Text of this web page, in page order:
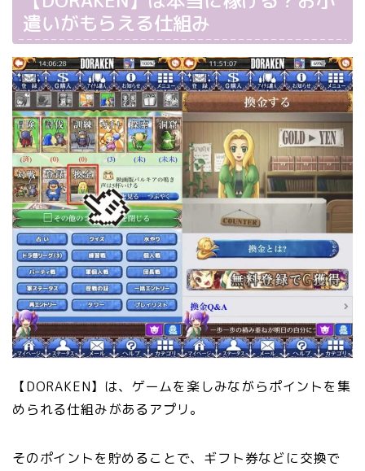
遣いがもらえる仕組み
【DORAKEN】は、ゲームを楽しみながらポイントを集
められる仕組みがあるアプリ。
そのポイントを貯めることで、ギフト券などに交換で